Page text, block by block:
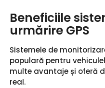
Beneficiile
urmărire GPS
Sistemele de
populară pentru
multe avantaje și oferă
real.